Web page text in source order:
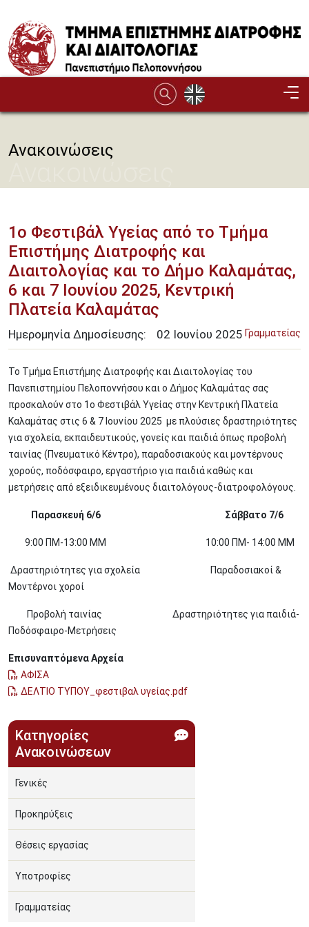
Ανακοινώσεις
1ο Φεστιβάλ Υγείας από το Τμήμα
Επιστήμης Διατροφής και
Διαιτολογίας και το Δήμο Καλαμάτας,
6 και 7 Ιουνίου 2025, Κεντρική
Πλατεία Καλαμάτας
Γραμματείας
Ημερομηνία Δημοσίευσης: 02 Ιουνίου 2025
Το Τμήμα Επιστήμης Διατροφής και Διαιτολογίας του
Πανεπιστημίου Πελοποννήσου και ο Δήμος Καλαμάτας σας
προσκαλούν στο 1ο Φεστιβάλ Υγείας στην Κεντρική Πλατεία
Καλαμάτας στις 6 & 7 Ιουνίου 2025 με πλούσιες δραστηριότητες
για σχολεία, εκπαιδευτικούς, γονείς και παιδιά όπως προβολή
ταινίας (Πνευματικό Κέντρο), παραδοσιακούς και μοντέρνους
χορούς, ποδόσφαιρο, εργαστήριο για παιδιά καθώς και
μετρήσεις από εξειδικευμένους διαιτολόγους-διατροφολόγους.
Παρασκευή 6/6 Σάββατο 7/6
9:00 ΠΜ-13:00 ΜΜ 10:00 ΠΜ- 14:00 ΜM
Δραστηριότητες για σχολεία Παραδοσιακοί &
Μοντέρνοι χοροί
Προβολή ταινίας Δραστηριότητες για παιδιά-
Ποδόσφαιρο-Μετρήσεις
Επισυναπτόμενα Αρχεία
ΑΦΙΣΑ
ΔΕΛΤΙΟ ΤΥΠΟΥ_φεστιβαλ υγείας.pdf
Κατηγορίες
Ανακοινώσεων
Γενικές
Προκηρύξεις
Θέσεις εργασίας
Υποτροφίες
Γραμματείας